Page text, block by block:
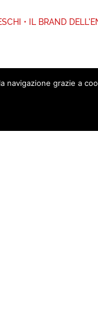
• IL BRAND
navigazione grazie a